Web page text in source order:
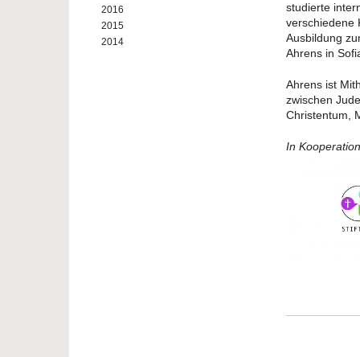
2016
2015
2014
studierte
verschiedene
Ausbildung
Ahrens in
Ahrens ist
zwischen
Christentum,
In